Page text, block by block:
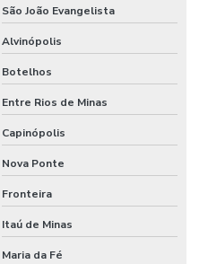
São João Evangelista
Alvinópolis
Botelhos
Entre Rios de Minas
Capinópolis
Nova Ponte
Fronteira
Itaú de Minas
Maria da Fé